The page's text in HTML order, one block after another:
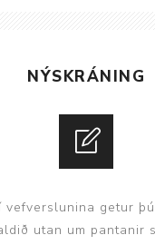
Innréttingar,
borð
Rekstrarvörur
Skoðunar- og
NÝSKRÁNING
vefverslunina getur
utan um pantanir